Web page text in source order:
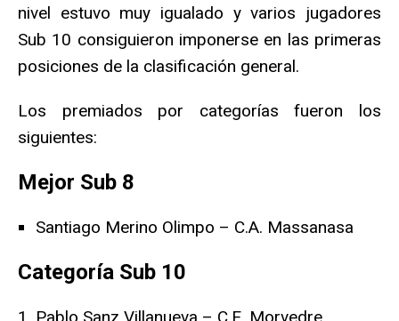
nivel estuvo muy igualado y varios jugadores
Sub 10 consiguieron imponerse en las primeras
posiciones de la clasificación general.
Los premiados por categorías fueron los
siguientes:
Mejor Sub 8
Santiago Merino Olimpo – C.A. Massanasa
Categoría Sub 10
Pablo Sanz Villanueva – C.E. Morvedre